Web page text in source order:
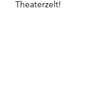
Theaterzelt!